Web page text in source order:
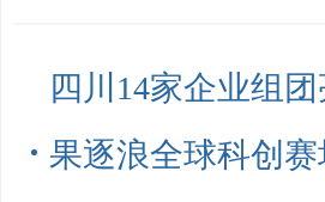
四川14家企业组
果逐浪全球科创赛